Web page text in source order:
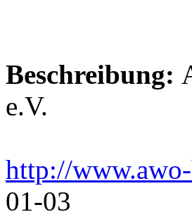
Beschreibung:
e.V.
http://
01-03